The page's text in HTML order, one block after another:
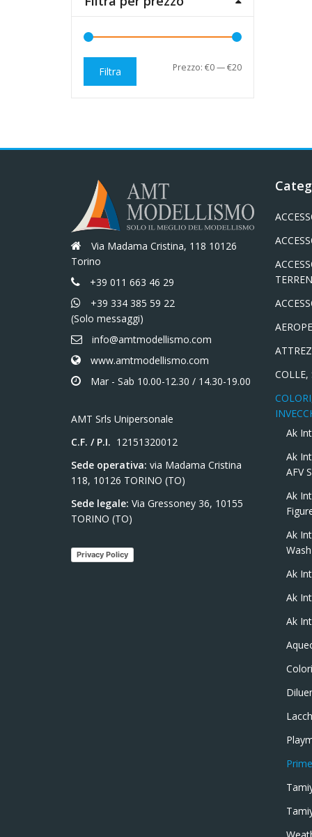
Prezzo
Prezzo
Filtra Prezzo: €0—€20
Via Madama Cristina, 118 10126
Torino
+39 011 663 46 29
+39 334 385 59 22
(Solo messaggi)
info@amtmodellismo.com
www.amtmodellismo.com
Mar - Sab 10.00-12.30 / 14.30-19.00
AMT Srls Unipersonale
C.F. / P.I. 12151320012
Sede operativa: via Madama Cristina
118, 10126 TORINO (TO)
Sede legale: Via Gressoney 36, 10155
TORINO (TO)
Privacy Policy
COLLE,
Ak
Ak
AFV
Ak
Ak
Wash
Ak
Ak
Ak